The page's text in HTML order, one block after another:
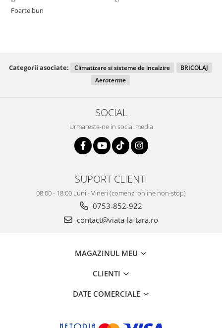
Foarte bun
Categorii asociate: Climatizare si sisteme de incalzire
BRICOLAJ
Aeroterme
SOCIAL
Urmareste-ne in social media
SUPORT CLIENTI
08:00 - 18:00 Luni - Vineri (comenzi online non-stop)
0753-852-922
contact@viata-la-tara.ro
MAGAZINUL MEU
CLIENTI
DATE COMERCIALE